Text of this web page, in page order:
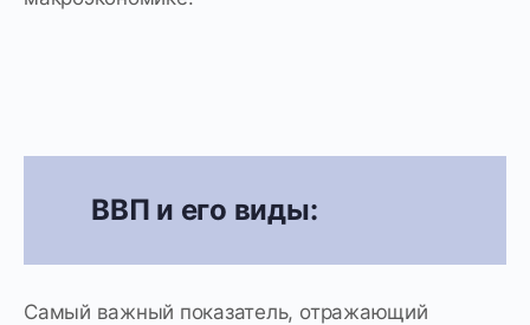
ВВП и его виды:
Самый важный показатель, отражающий